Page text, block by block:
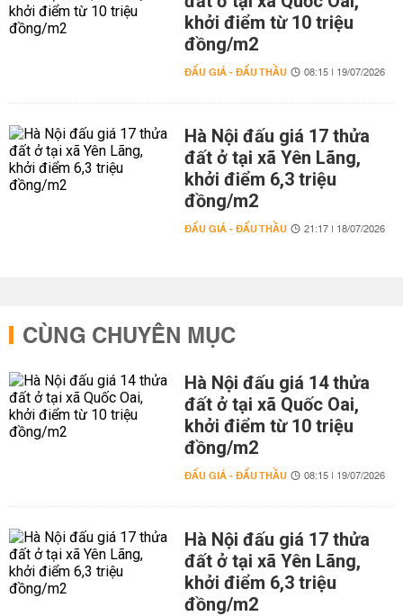
khởi điểm từ 10 triệu
đồng/m2
ĐẤU GIÁ - ĐẤU THẦU 08:15 | 19/07/2026
Hà Nội đấu giá 17 thửa
đất ở tại xã Yên Lãng,
khởi điểm 6,3 triệu
đồng/m2
ĐẤU GIÁ - ĐẤU THẦU 21:17 | 18/07/2026
CÙNG CHUYÊN MỤC
Hà Nội đấu giá 14 thửa
đất ở tại xã Quốc Oai,
khởi điểm từ 10 triệu
đồng/m2
ĐẤU GIÁ - ĐẤU THẦU 08:15 | 19/07/2026
Hà Nội đấu giá 17 thửa
đất ở tại xã Yên Lãng,
khởi điểm 6,3 triệu
đồng/m2